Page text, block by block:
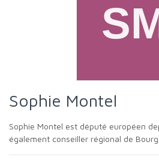
Sophie Montel
Sophie Montel est député européen depuis 2014. Elle est
également conseiller régional de